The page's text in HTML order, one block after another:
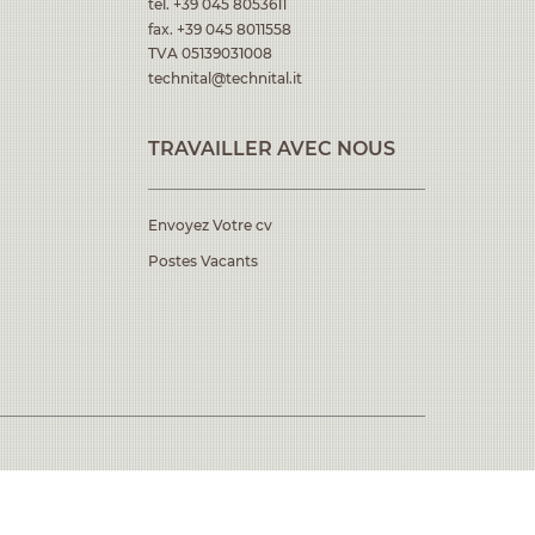
tel. +39 045 8053611
fax. +39 045 8011558
TVA 05139031008
technital@technital.it
TRAVAILLER AVEC NOUS
Envoyez Votre cv
Postes Vacants